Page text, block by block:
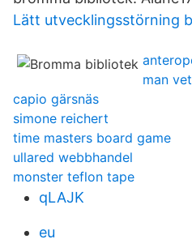
Lätt utvecklingsstörning
man vet
capio gärsnäs
simone reichert
time masters board game
ullared webbhandel
monster teflon tape
qLAJK
eu